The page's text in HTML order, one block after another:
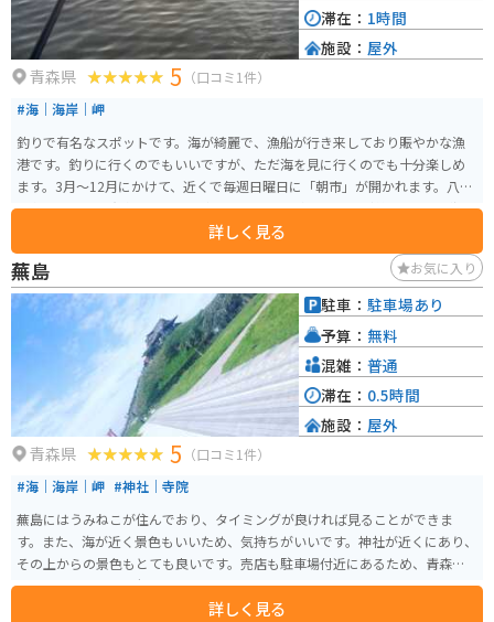
青森県 5 （口コミ1件）
#海｜海岸｜岬
釣りで有名なスポットです。海が綺麗で、漁船が行き来しており賑やかな漁
港です。釣りに行くのでもいいですが、ただ海を見に行くのでも十分楽しめ
ます。3月～12月にかけて、近くで毎週日曜日に「朝市」が開かれます。八戸
の名物としても有名で、いちご煮・しおてば・焼きイカなど美味しい物が沢
詳しく見る
滞在： 1時間
施設： 屋外
蕪島 お気に入り
青森県 5 （口コミ1件）
#海｜海岸｜岬 #神社｜寺院
蕪島にはうみねこが住んでおり、タイミングが良ければ見ることができま
す。また、海が近く景色もいいため、気持ちがいいです。神社が近くにあり、
その上からの景色もとても良いです。売店も駐車場付近にあるため、青森の
お土産を買うのにも便利です。
詳しく見る
駐車： 駐車場あり
予算： 無料
混雑： 普通
滞在： 0.5時間
施設： 屋外